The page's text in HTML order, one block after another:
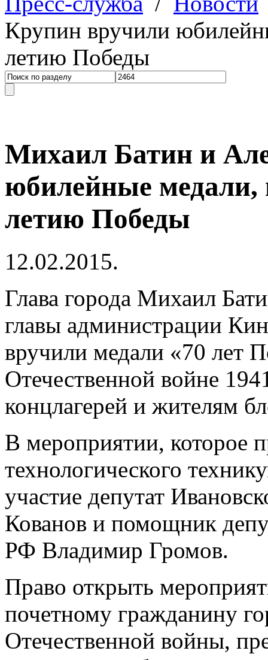
Крупин вручили
летию Победы
Михаил Батин и
юбилейные медали,
летию Победы
12.02.2015.
Глава города Михаил
главы администрации
вручили медали «70 лет
Отечественной войне
концлагерей и жителям
В мероприятии, которое
технологического
участие депутат
Кованов и помощник
РФ Владимир Громов.
Право открыть
почетному гражданину
Отечественной войны,